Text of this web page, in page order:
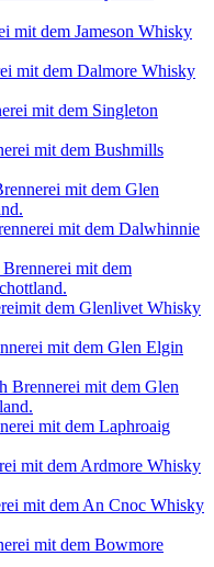
mit dem Jameson Whisky
mit dem Dalmore Whisky
mit dem Singleton
mit dem Bushmills
mit dem Glen
mit dem Dalwhinnie
mit dem
dem Glenlivet Whisky
mit dem Glen Elgin
Brennerei mit dem Glen
mit dem Laphroaig
mit dem Ardmore Whisky
mit dem An Cnoc Whisky
mit dem Bowmore